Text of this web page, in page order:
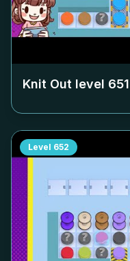
Knit Out level 651
Level 652